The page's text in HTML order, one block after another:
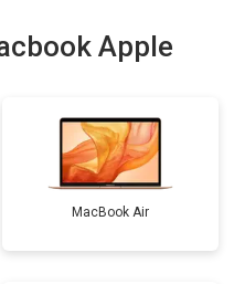
Apple
MacBook Air